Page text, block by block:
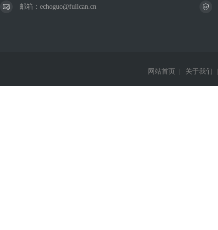
邮箱：echoguo@fullcan.cn
网站首页 关于我们